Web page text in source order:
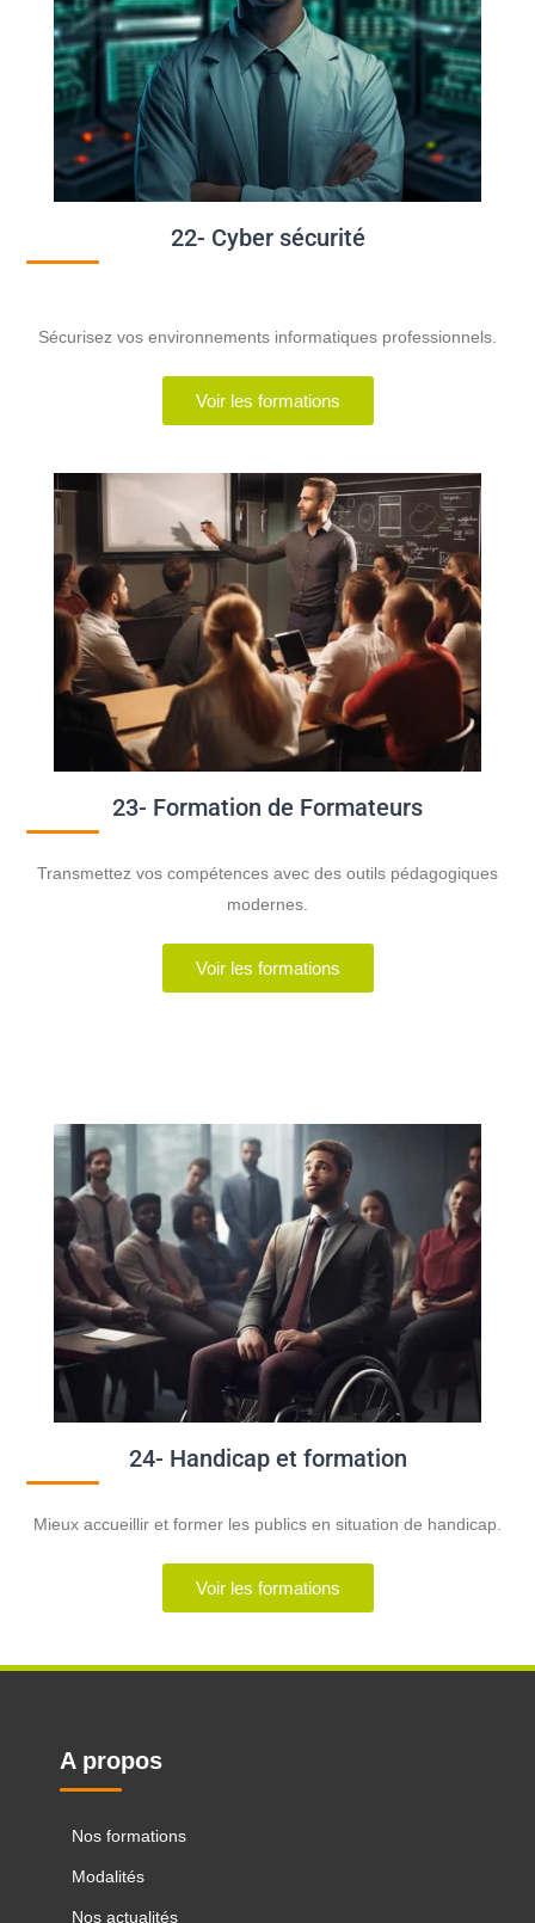
22- Cyber sécurité
Sécurisez vos environnements informatiques professionnels.
Voir les formations
23- Formation de Formateurs
Transmettez vos compétences avec des outils pédagogiques
modernes.
Voir les formations
24- Handicap et formation
Mieux accueillir et former les publics en situation de handicap.
Voir les formations
A propos
Nos formations
Modalités
Nos actualités